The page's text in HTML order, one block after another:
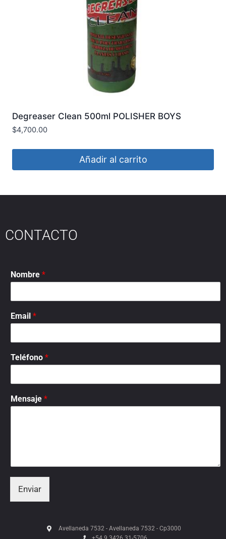
Degreaser Clean 500ml POLISHER BOYS
$4,700.00
Añadir al carrito
CONTACTO
Nombre *
Email *
Teléfono *
Mensaje *
Enviar
Avellaneda 7532 - Avellaneda 7532 - Cp3000